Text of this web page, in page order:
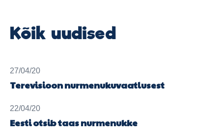
27/04/20
Terevisioon nurmenukuvaatlusest
22/04/20
Eesti otsib taas nurmenukke